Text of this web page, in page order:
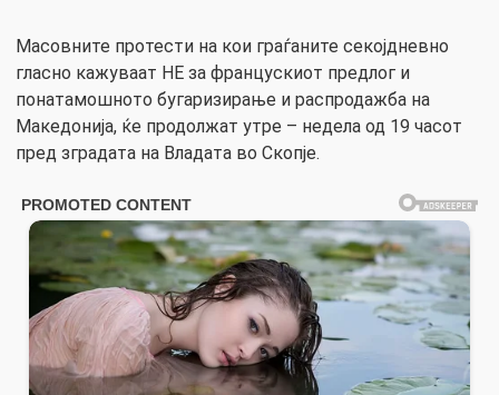
Масовните протести на кои граѓаните секојдневно
гласно кажуваат НЕ за францускиот предлог и
понатамошното бугаризирање и распродажба на
Македонија, ќе продолжат утре – недела од 19 часот
пред зградата на Владата во Скопје.